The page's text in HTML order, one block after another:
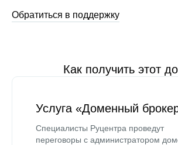
Обратиться в поддержку
Как получить этот
Услуга «Доменный
Специалисты Руцентра проведут
переговоры с администратором